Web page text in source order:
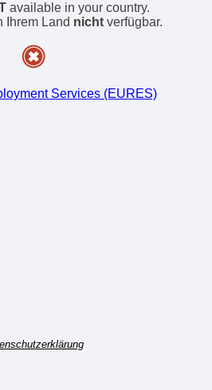
available in your country.
Ihrem Land nicht verfügbar.
Services (EURES)